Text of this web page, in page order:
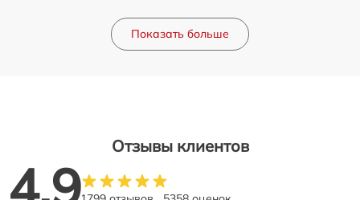
Показать больше
Отзывы клиентов
4.9